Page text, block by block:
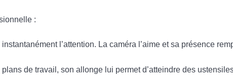
:
l’attention. La caméra l’aime et sa présence
de travail, son allonge lui permet d’atteindre des